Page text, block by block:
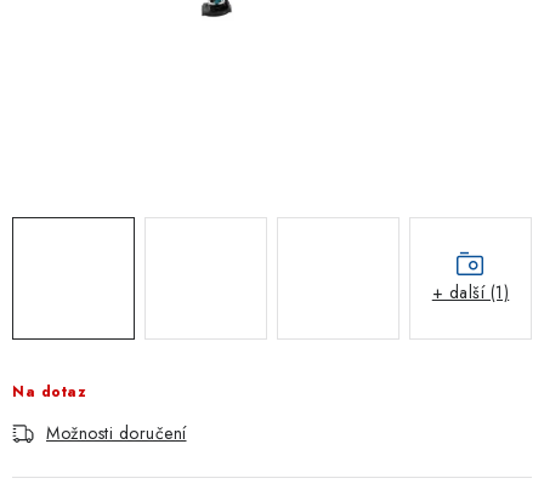
Na dotaz
Možnosti doručení
+ další (1)